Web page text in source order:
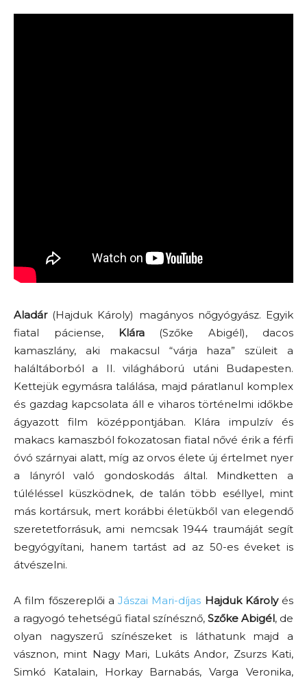
Aladár(Hajduk Károly) magányos nőgyógyász. Egyik
fiatal páciense, Klára(Szőke Abigél), dacos
kamaszlány, aki makacsul “várja haza” szüleit a
haláltáborból a II. világháború utáni Budapesten.
Kettejük egymásra találása, majd páratlanul komplex
és gazdag kapcsolata áll e viharos történelmi időkbe
ágyazott film középpontjában. Klára impulzív és
makacs kamaszból fokozatosan fiatal nővé érik a férfi
óvó szárnyai alatt, míg az orvos élete új értelmet nyer
a lányról való gondoskodás által. Mindketten a
túléléssel küszködnek, de talán több eséllyel, mint
más kortársuk, mert korábbi életükből van elegendő
szeretetforrásuk, ami nemcsak 1944 traumáját segít
begyógyítani, hanem tartást ad az 50-es éveket is
átvészelni.
A film főszereplői a Jászai Mari-díjas Hajduk Károlyés
a ragyogó tehetségű fiatal színésznő, Szőke Abigél, de
olyan nagyszerű színészeket is láthatunk majd a
vásznon, mint Nagy Mari, Lukáts Andor, Zsurzs Kati,
Simkó Katalain, Horkay Barnabás, Varga Veronika,